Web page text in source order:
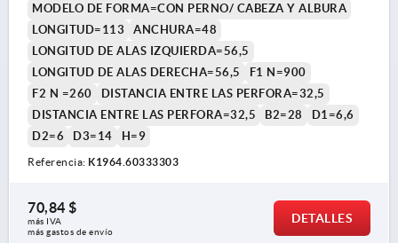
MODELO DE FORMA=CON PERNO/ CABEZA Y ALBURA
LONGITUD=113
ANCHURA=48
LONGITUD DE ALAS IZQUIERDA=56,5
LONGITUD DE ALAS DERECHA=56,5
F1 N=900
F2 N =260
DISTANCIA ENTRE LAS PERFORA=32,5
DISTANCIA ENTRE LAS PERFORA=32,5
B2=28
D1=6,6
D2=6
D3=14 H=9
Referencia: K1964.60333303
70,84 $
más IVA
más gastos de envío
DETALLES